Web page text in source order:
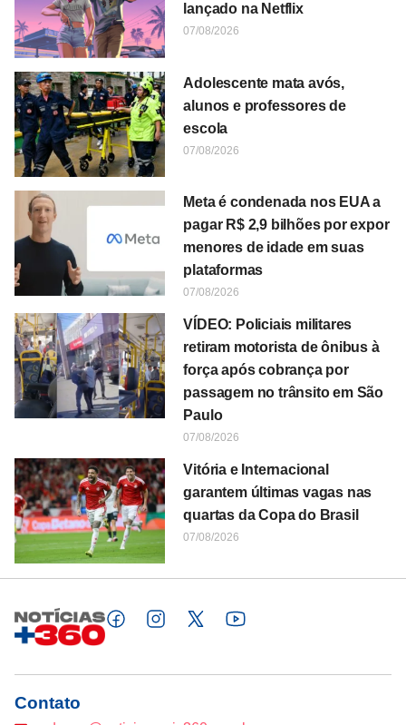
lançado na Netflix
07/08/2026
Adolescente mata avós,
alunos e professores de
escola
07/08/2026
Meta é condenada nos EUA a
pagar R$ 2,9 bilhões por expor
menores de idade em suas
plataformas
07/08/2026
VÍDEO: Policiais militares
retiram motorista de ônibus à
força após cobrança por
passagem no trânsito em São
Paulo
07/08/2026
Vitória e Internacional
garantem últimas vagas nas
quartas da Copa do Brasil
07/08/2026
Contato